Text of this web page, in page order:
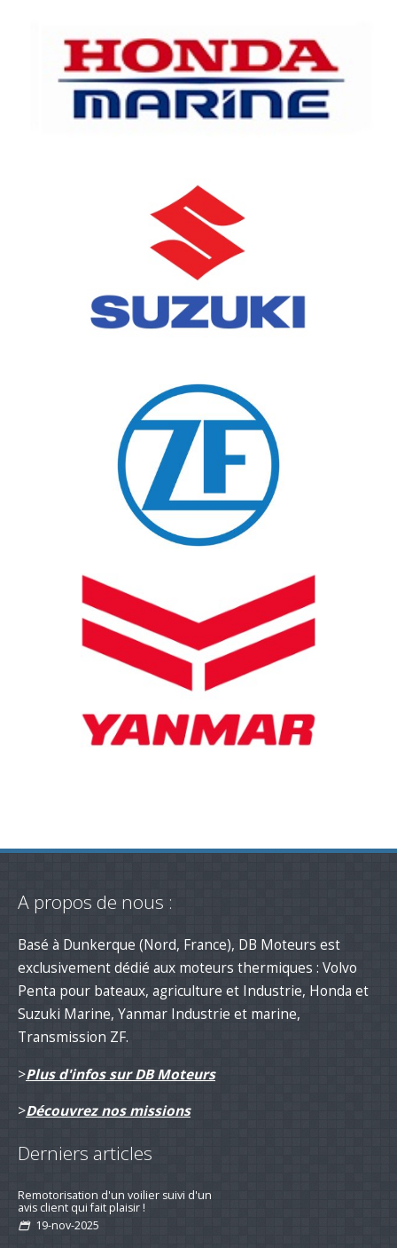
A propos de nous :
Basé à Dunkerque (Nord, France), DB Moteurs est
exclusivement dédié aux moteurs thermiques : Volvo
Penta pour bateaux, agriculture et Industrie, Honda et
Suzuki Marine, Yanmar Industrie et marine,
Transmission ZF.
>Plus d'infos sur DB Moteurs
>Découvrez nos missions
Derniers articles
Remotorisation d'un voilier suivi d'un
avis client qui fait plaisir !
19-nov-2025